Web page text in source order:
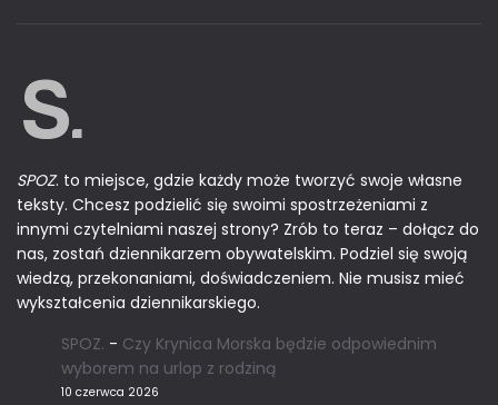
SPOZ. to miejsce, gdzie każdy może tworzyć swoje własne
teksty. Chcesz podzielić się swoimi spostrzeżeniami z
innymi czytelniami naszej strony? Zrób to teraz – dołącz do
nas, zostań dziennikarzem obywatelskim. Podziel się swoją
wiedzą, przekonaniami, doświadczeniem. Nie musisz mieć
wykształcenia dziennikarskiego.
SPOZ. - Czy Krynica Morska będzie odpowiednim
wyborem na urlop z rodziną
10 czerwca 2026